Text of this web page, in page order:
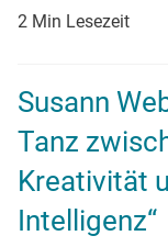
2 Min Lesezeit
Susann
Tanz
Kreativität
Intelligenz“